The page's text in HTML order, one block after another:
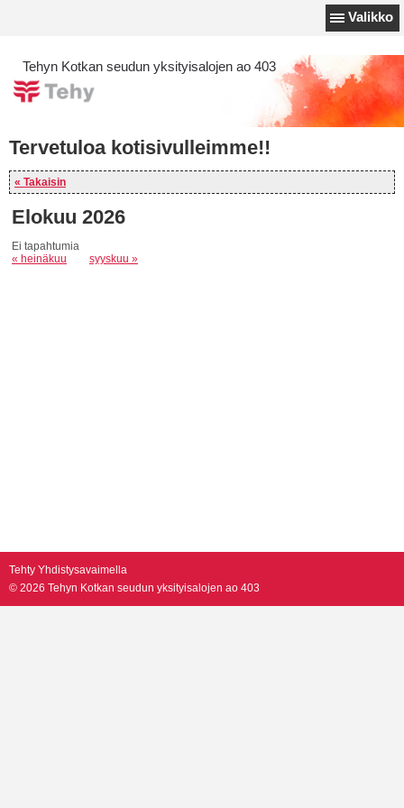
Valikko
Tehyn Kotkan seudun yksityisalojen ao 403
Tervetuloa kotisivulleimme!!
« Takaisin
Elokuu 2026
Ei tapahtumia
« heinäkuu
syyskuu »
Tehty Yhdistysavaimella
© 2026 Tehyn Kotkan seudun yksityisalojen ao 403